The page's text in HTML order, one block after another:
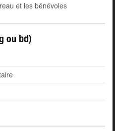
et les bénévoles
ou bd)